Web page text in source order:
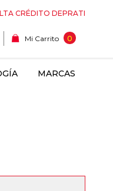
CRÉDITO DEPRATI
Mi Carrito 0
MARCAS